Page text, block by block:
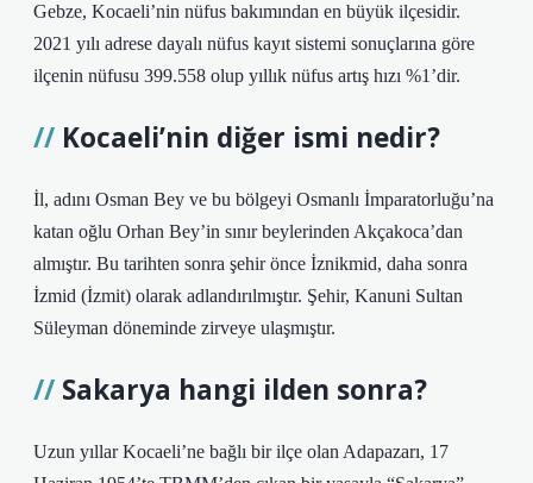
Gebze, Kocaeli’nin nüfus bakımından en büyük ilçesidir.
2021 yılı adrese dayalı nüfus kayıt sistemi sonuçlarına göre
ilçenin nüfusu 399.558 olup yıllık nüfus artış hızı %1’dir.
Kocaeli’nin diğer ismi nedir?
İl, adını Osman Bey ve bu bölgeyi Osmanlı İmparatorluğu’na
katan oğlu Orhan Bey’in sınır beylerinden Akçakoca’dan
almıştır. Bu tarihten sonra şehir önce İznikmid, daha sonra
İzmid (İzmit) olarak adlandırılmıştır. Şehir, Kanuni Sultan
Süleyman döneminde zirveye ulaşmıştır.
Sakarya hangi ilden sonra?
Uzun yıllar Kocaeli’ne bağlı bir ilçe olan Adapazarı, 17